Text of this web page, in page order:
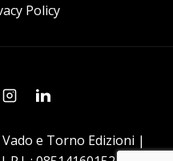
Policy
InstagramLinkedin
e Torno Edizioni |